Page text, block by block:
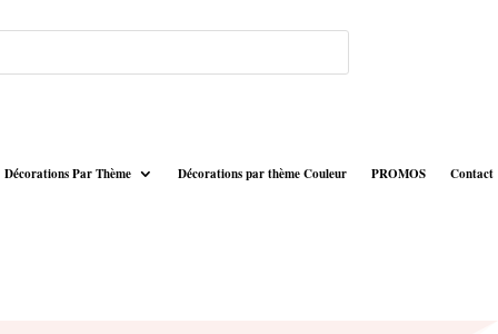
Décorations Par Thème Décorations par thème Couleur PROMOS Contact